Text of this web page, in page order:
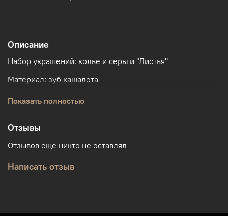
Описание
Набор украшений: колье и серьги "Листья"
Материал: зуб кашалота
Бренд Легенды Сибири
Показать полностью
Отзывы
Отзывов еще никто не оставлял
Написать отзыв